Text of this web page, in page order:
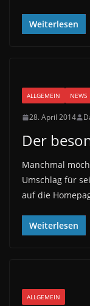
Weiterlesen
ALLGEMEIN NEWS
28. April 2014
Der
Manchmal
Umschlag für
auf die
Weiterlesen
ALLGEMEIN